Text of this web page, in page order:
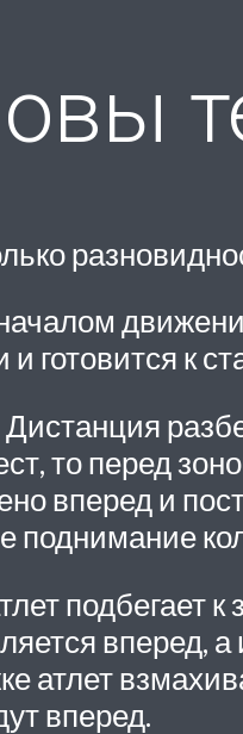
и готовится к
Дистанция
то перед
вперед и
поднимание
подбегает
вперед, а
атлет
вперед.